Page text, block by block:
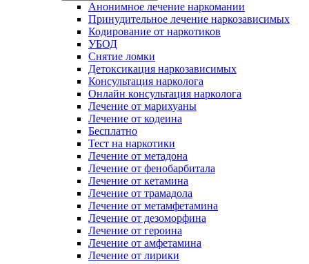
Анонимное лечение наркомании
Принудительное лечение наркозависимых
Кодирование от наркотиков
УБОД
Снятие ломки
Детоксикация наркозависимых
Консультация нарколога
Онлайн консультация нарколога
Лечение от марихуаны
Лечение от кодеина
Бесплатно
Тест на наркотики
Лечение от метадона
Лечение от фенобарбитала
Лечение от кетамина
Лечение от трамадола
Лечение от метамфетамина
Лечение от дезоморфина
Лечение от героина
Лечение от амфетамина
Лечение от лирики